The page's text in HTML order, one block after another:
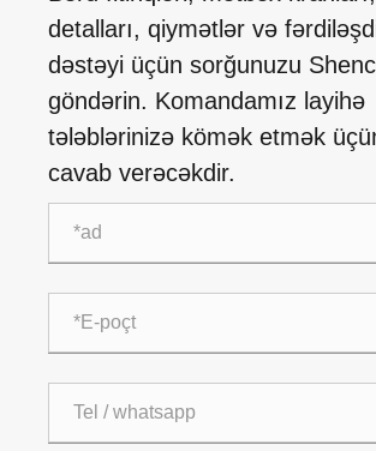
detalları, qiymətlər və
dəstəyi üçün sorğunuzu
göndərin. Komandamız layihə
tələblərinizə kömək etmək
cavab verəcəkdir.